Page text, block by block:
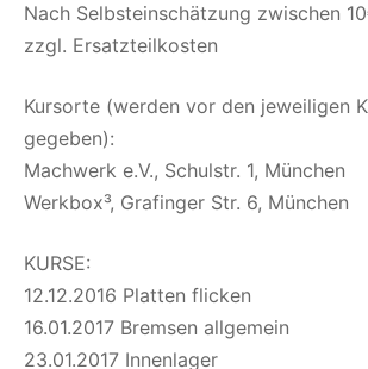
Nach Selbsteinschätzung zwischen
zzgl. Ersatzteilkosten
Kursorte (werden vor den jeweiligen
gegeben):
Machwerk e.V., Schulstr. 1, München
Werkbox³, Grafinger Str. 6, München
KURSE:
12.12.2016 Platten flicken
16.01.2017 Bremsen allgemein
23.01.2017 Innenlager